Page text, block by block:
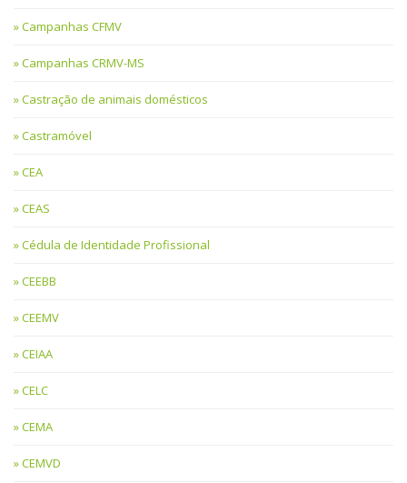
Campanhas CFMV
Campanhas CRMV-MS
Castração de animais domésticos
Castramóvel
CEA
CEAS
Cédula de Identidade Profissional
CEEBB
CEEMV
CEIAA
CELC
CEMA
CEMVD